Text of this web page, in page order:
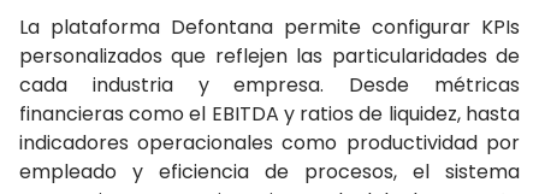
La plataforma Defontana permite configurar KPIs
personalizados que reflejen las particularidades de
cada industria y empresa. Desde métricas
financieras como el EBITDA y ratios de liquidez, hasta
indicadores operacionales como productividad por
empleado y eficiencia de procesos, el sistema